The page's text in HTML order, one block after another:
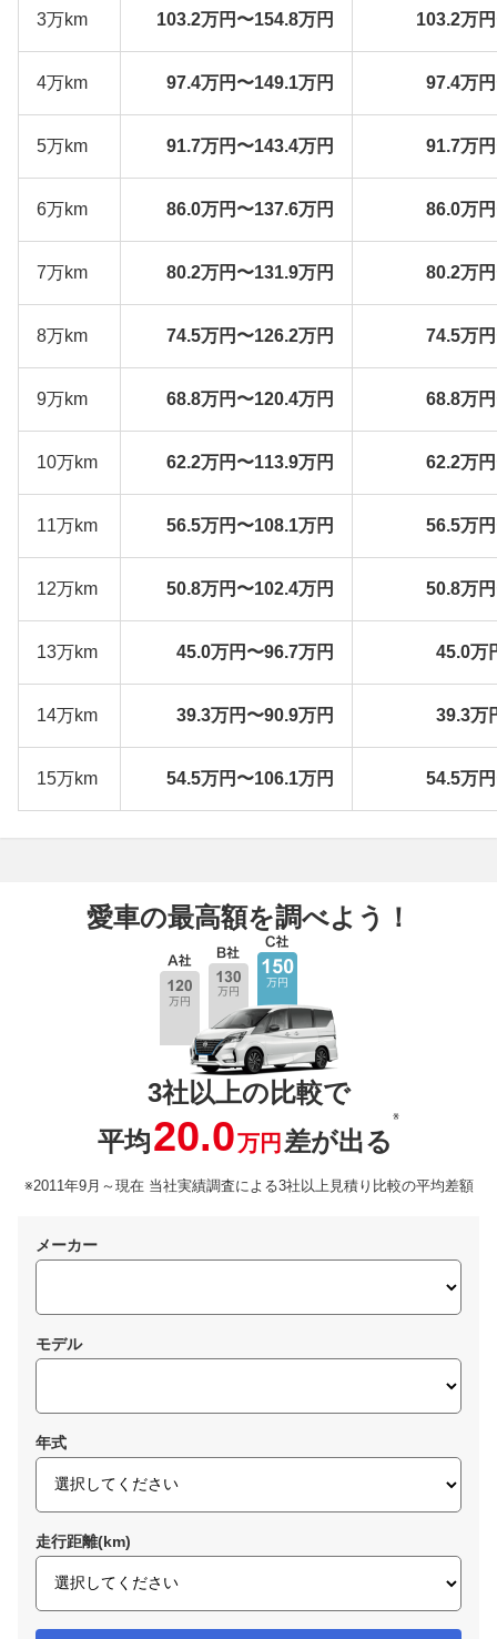
3万km 103.2万円〜154.8万円 103.2万
4万km 97.4万円〜149.1万円 97.4万
5万km 91.7万円〜143.4万円 91.7万
6万km 86.0万円〜137.6万円 86.0万
7万km 80.2万円〜131.9万円 80.2万
8万km 74.5万円〜126.2万円 74.5万
9万km 68.8万円〜120.4万円 68.8万
10万km 62.2万円〜113.9万円 62.2万
11万km 56.5万円〜108.1万円 56.5万
12万km 50.8万円〜102.4万円 50.8万
13万km 45.0万円〜96.7万円 45.0万
14万km 39.3万円〜90.9万円 39.3万
15万km 54.5万円〜106.1万円 54.5万
愛車の最高額を調べよう！
3社以上の比較で
平均20.0万円 差が出る
※
※2011年9月～現在 当社実績調査による3社以上見積り比較の平均差額
メーカー
モデル
年式
走行距離(km)